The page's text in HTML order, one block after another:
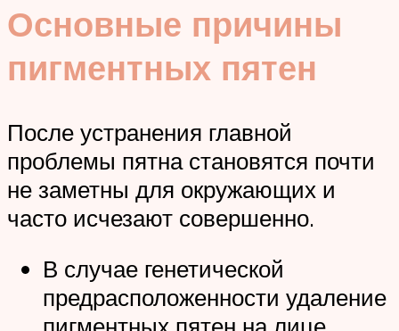
Основные причины
пигментных пятен
После устранения главной
проблемы пятна становятся почти
не заметны для окружающих и
часто исчезают совершенно.
В случае генетической
предрасположенности удаление